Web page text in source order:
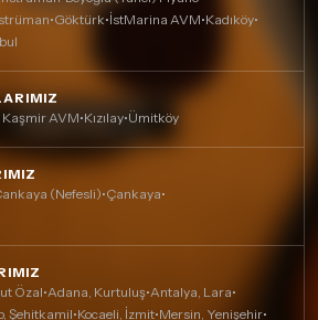
•Göktürk•İstMarina AVM•Kadıköy•
AVM•Kızılay•Ümitköy
(Nefesli)•Çankaya•
Özal•Adana, Kurtuluş•Antalya, Lara•
Şehitkamil•Kocaeli, İzmit•Mersin, Yenişehir•